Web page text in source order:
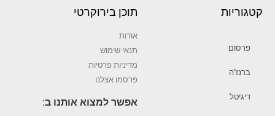
קטגוריות
פרסום
ברנז’ה
דיגיטל
תוכן בירוקרטי
אודות
תנאי שימוש
מדיניות פרטיות
פרסמו אצלנו
אפשר למצוא אותנו ב: